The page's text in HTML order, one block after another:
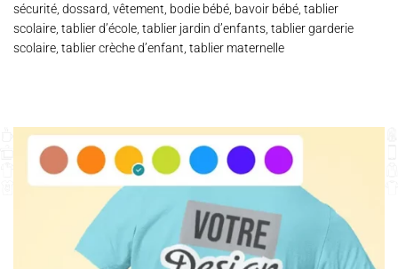
sécurité, dossard, vêtement, bodie bébé, bavoir bébé, tablier
scolaire, tablier d’école, tablier jardin d’enfants, tablier garderie
scolaire, tablier crèche d’enfant, tablier maternelle